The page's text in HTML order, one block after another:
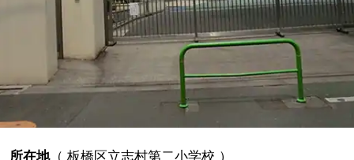
所在地（ 板橋区立志村第二小学校 ）